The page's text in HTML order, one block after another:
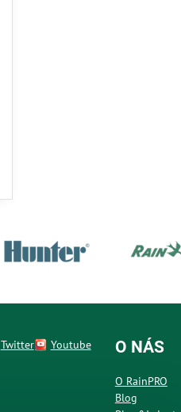
Twitter
Youtube
O NÁS
O RainPRO
Blog